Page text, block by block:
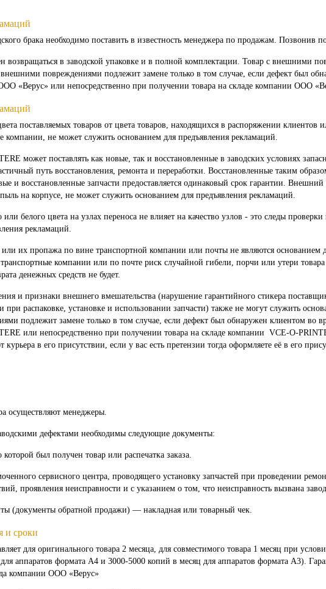
брака необходимо поставить в известность менеджера по продажам. Позвонив
возвращаться в заводской упаковке и в полной комплектации. Товар с внешними
повреждениями подлежит замене только в том случае, если дефект был
«Верус» или непосредственно при получении товара на складе компании ООО
поставляемых товаров от цвета товаров, находящихся в распоряжении клиентов
компании, не может служить основанием для предъявления рекламаций.
может поставлять как новые, так и восстановленные в заводских условиях
путь восстановления, ремонта и переработки. Восстановленные таким
и восстановленные запчасти предоставляется одинаковый срок гарантии.
на корпусе, не может служить основанием для предъявления рекламаций.
белого цвета на узлах переноса не влияет на качество узлов - это следы
рекламаций.
их пропажа по вине транспортной компании или почты не являются основанием
транспортные компании или по почте риск случайной гибели, порчи или утери
денежных средств не будет.
и признаки внешнего вмешательства (нарушение гарантийного стикера
распаковке, установке и использовании запчасти) также не могут служить
подлежит замене только в том случае, если дефект был обнаружен клиентом во
или непосредственно при получении товара на складе компании VCE-O-
курьера в его присутствии, если у вас есть претензии тогда оформляете её в его
осуществляют менеджеры.
дефектами необходимы следующие документы:
был получен товар или распечатка заказа.
сервисного центра, проводящего установку запчастей при проведении
проявления неисправности и с указанием о том, что неисправность вызвана
(документы обратной продажи) — накладная или товарный чек.
и сроки
для оригинального товара 2 месяца, для совместимого товара 1 месяц при
аппаратов формата А4 и 3000-5000 копий в месяц для аппаратов формата А3).
компании ООО «Верус»